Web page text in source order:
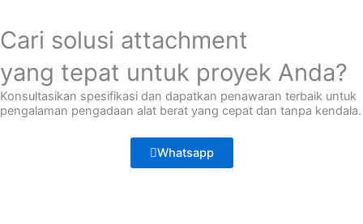
Cari solusi attachment
yang tepat untuk proyek Anda?
Konsultasikan spesifikasi dan dapatkan penawaran terbaik untuk
pengalaman pengadaan alat berat yang cepat dan tanpa kendala.
Whatsapp